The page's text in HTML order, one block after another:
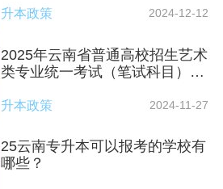
升本政策 2024-12-12
2025年云南省普通高校招生艺术
类专业统一考试（笔试科目）须
升本政策 2024-11-27
25云南专升本可以报考的学校有
哪些？